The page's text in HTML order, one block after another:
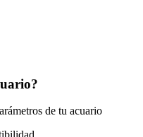
de tu acuario